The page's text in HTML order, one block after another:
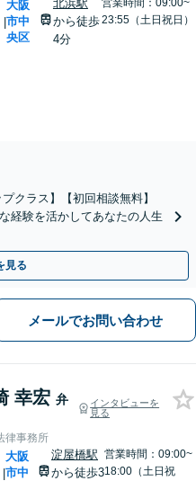
|
大阪
市中
央区
北浜駅
から徒歩
4分
営業時間：09:00~
23:55（土日祝日）
クラス】【初回相談無料】
経験を活かしてあなたの人生
見る
メールでお問い合わせ
幸宏 弁
インタビューを
見る
律事務所
|
大阪
市中
淀屋橋駅
から徒歩3
営業時間：09:00~
18:00（土日祝